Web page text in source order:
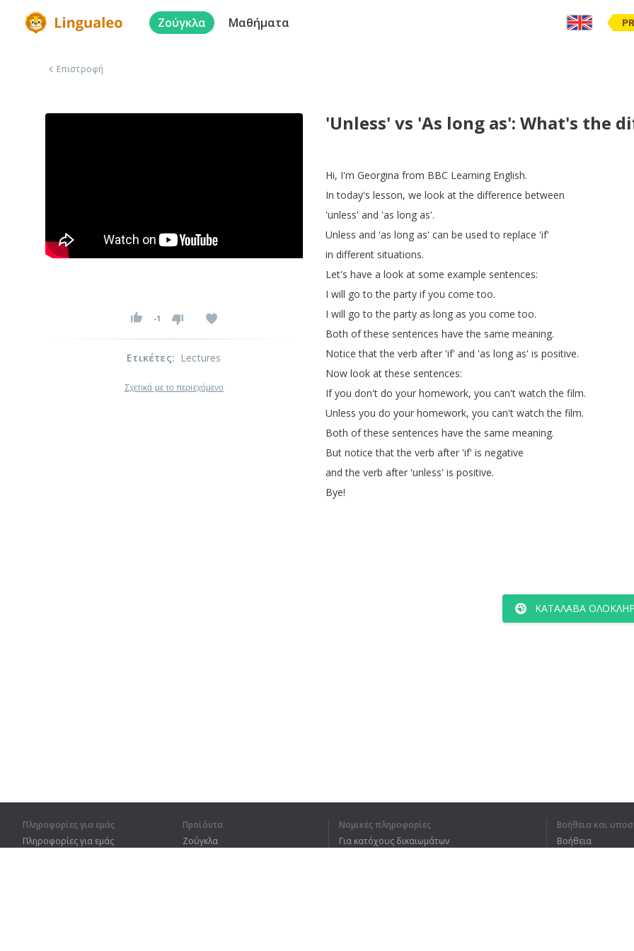
Ζούγκλα Μαθήματα
Επιστροφή
'Unless' vs 'As long as': What's the
Hi, I'm Georgina from BBC Learning English.
In today's lesson, we look at the difference between
'unless' and 'as long as'.
Unless and 'as long as' can be used to replace 'if'
in different situations.
Let's have a look at some example sentences:
I will go to the party if you come too.
I will go to the party as long as you come too.
Both of these sentences have the same meaning.
Notice that the verb after 'if' and 'as long as' is positive.
Now look at these sentences:
If you don't do your homework, you can't watch the film.
Unless you do your homework, you can't watch the film.
Both of these sentences have the same meaning.
But notice that the verb after 'if' is negative
and the verb after 'unless' is positive.
Bye!
ΚΑΤΆΛΑΒΑ
-1
Ετικέτες: Lectures
Σχετικά με το περιεχόμενο
Πληροφορίες για εμάς
Πληροφορίες για εμάς
Προϊόντα
Ζούγκλα
Νομικές πληροφορίες
Για κατόχους δικαιωμάτων
Βοήθεια και
Βοήθεια